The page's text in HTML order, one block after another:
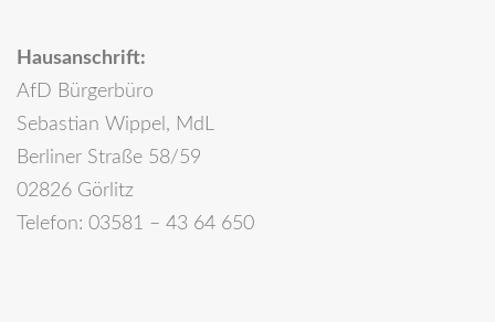
Hausanschrift:
AfD Bürgerbüro
Sebastian Wippel, MdL
Berliner Straße 58/59
02826 Görlitz
Telefon: 03581 – 43 64 650